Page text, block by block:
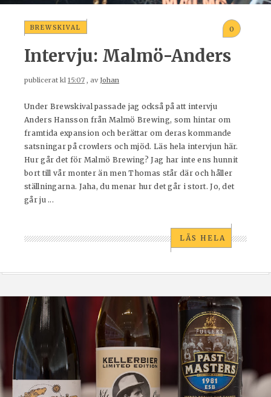
BREWSKIVAL 0
Intervju: Malmö-Anders
publicerat kl 15:07 , avJohan
Under Brewskival passade jag också på att intervju
Anders Hansson från Malmö Brewing, som hintar om
framtida expansion och berättar om deras kommande
satsningar på crowlers och mjöd. Läs hela intervjun här.
Hur går det för Malmö Brewing? Jag har inte ens hunnit
bort till vår monter än men Thomas står där och håller
ställningarna. Jaha, du menar hur det går i stort. Jo, det
går ju ...
LÄS HELA